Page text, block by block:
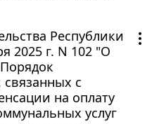
Республики
2025 г. N 102 "О
с
на оплату
услуг